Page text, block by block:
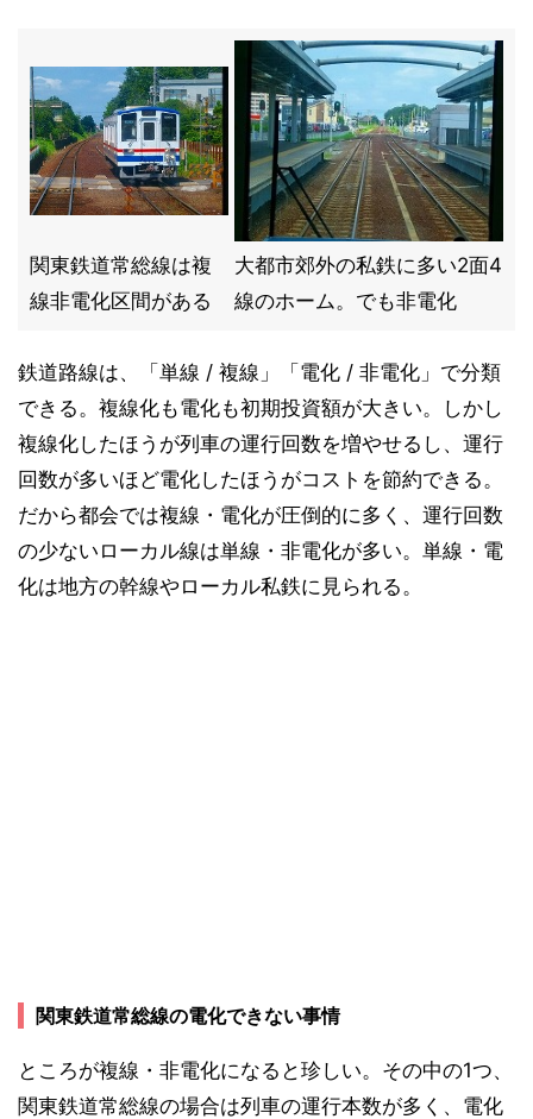
関東鉄道常総線は複
線非電化区間がある
大都市郊外の私鉄に多い2面4
線のホーム。でも非電化
鉄道路線は、「単線 / 複線」「電化 / 非電化」で分類
できる。複線化も電化も初期投資額が大きい。しかし
複線化したほうが列車の運行回数を増やせるし、運行
回数が多いほど電化したほうがコストを節約できる。
だから都会では複線・電化が圧倒的に多く、運行回数
の少ないローカル線は単線・非電化が多い。単線・電
化は地方の幹線やローカル私鉄に見られる。
関東鉄道常総線の電化できない事情
ところが複線・非電化になると珍しい。その中の1つ、
関東鉄道常総線の場合は列車の運行本数が多く、電化